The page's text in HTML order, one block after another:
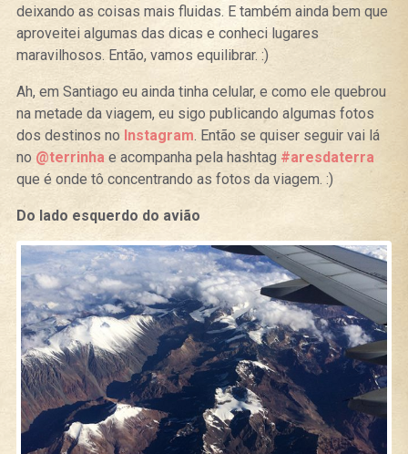
deixando as coisas mais fluidas. E também ainda bem que
aproveitei algumas das dicas e conheci lugares
maravilhosos. Então, vamos equilibrar. :)
Ah, em Santiago eu ainda tinha celular, e como ele quebrou
na metade da viagem, eu sigo publicando algumas fotos
dos destinos no Instagram. Então se quiser seguir vai lá
no @terrinhae acompanha pela hashtag #aresdaterra
que é onde tô concentrando as fotos da viagem. :)
Do lado esquerdo do avião